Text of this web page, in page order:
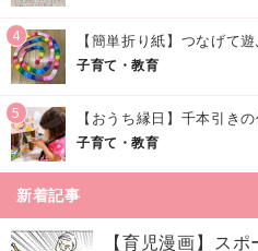
4
子育て・教育
5
子育て・教育
新着記事
【育児漫画】ス